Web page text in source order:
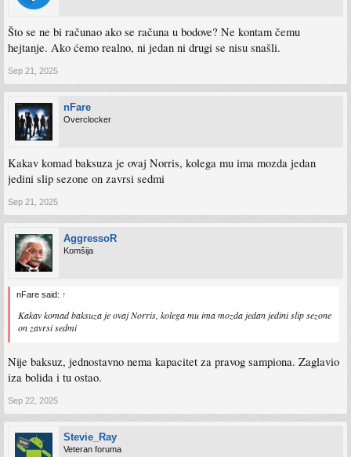
Što se ne bi računao ako se računa u bodove? Ne kontam čemu
hejtanje. Ako ćemo realno, ni jedan ni drugi se nisu snašli.
Sep 21, 2025
nFare
Overclocker
Kakav komad baksuza je ovaj Norris, kolega mu ima mozda jedan
jedini slip sezone on zavrsi sedmi
Sep 21, 2025
AggressoR
Komšija
nFare said: ↑
Kakav komad baksuza je ovaj Norris, kolega mu ima mozda jedan jedini slip sezone
on zavrsi sedmi
Nije baksuz, jednostavno nema kapacitet za pravog sampiona. Zaglavio
iza bolida i tu ostao.
Sep 22, 2025
Stevie_Ray
Veteran foruma